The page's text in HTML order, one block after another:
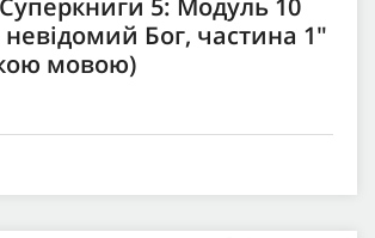
Бог, частина 1"
мовою)